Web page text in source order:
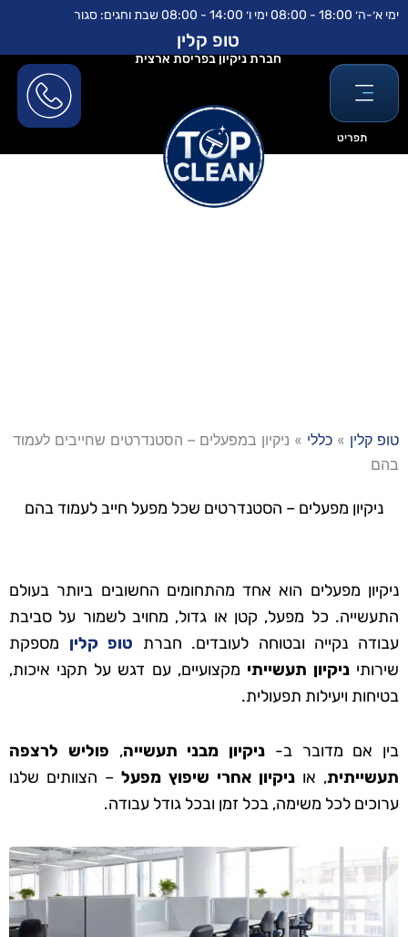
לתוכן
דילוג
ימי א׳-ה׳ 18:00 - 08:00 ימי ו׳ 14:00 - 08:00 שבת וחגים: סגור
תפריט
טופ קלין
חברת ניקיון בפריסת ארצית
טופ קלין » כללי » ניקיון במפעלים – הסטנדרטים שחייבים לעמוד
בהם
ניקיון מפעלים – הסטנדרטים שכל מפעל חייב לעמוד בהם
ניקיון מפעלים הוא אחד מהתחומים החשובים ביותר בעולם
התעשייה. כל מפעל, קטן או גדול, מחויב לשמור על סביבת
עבודה נקייה ובטוחה לעובדים. חברת טופ קלין מספקת
שירותיניקיון תעשייתי מקצועיים, עם דגש על תקני איכות,
בטיחות ויעילות תפעולית.
בין אם מדובר ב- ניקיון מבני תעשייה, פוליש לרצפה
תעשייתית, או ניקיון אחרי שיפוץ מפעל – הצוותים שלנו
ערוכים לכל משימה, בכל זמן ובכל גודל עבודה.